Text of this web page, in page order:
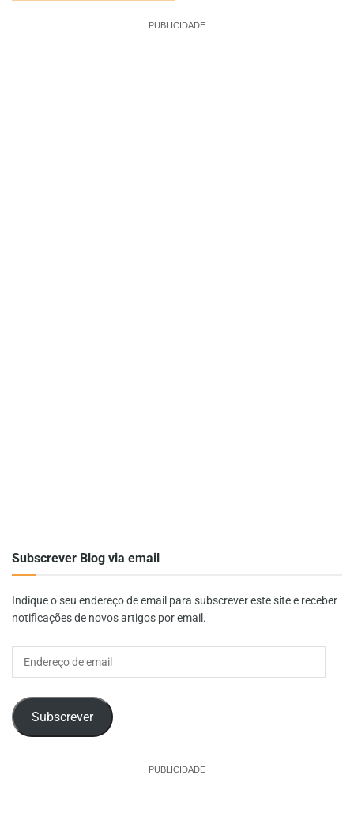
PUBLICIDADE
Subscrever Blog via email
Indique o seu endereço de email para subscrever este site e receber
notificações de novos artigos por email.
Subscrever
PUBLICIDADE